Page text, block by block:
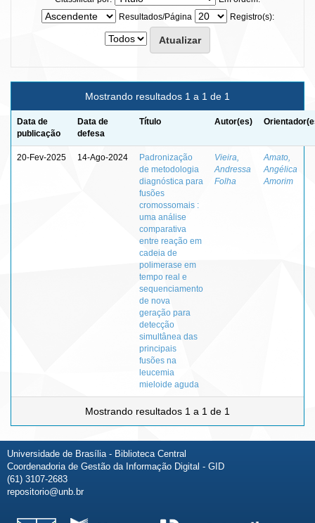
Resultados/Página
Registro(s):
Mostrando resultados 1 a 1 de 1
Data de
publicação
Data de
defesa
Título Autor(es)
20-Fev-2025 14-Ago-2024
Padronização
de metodologia
diagnóstica para
fusões
cromossomais :
uma análise
comparativa
entre reação em
cadeia de
polimerase em
tempo real e
sequenciamento
de nova
geração para
detecção
simultânea das
principais
fusões na
leucemia
mieloide aguda
Vieira,
Andressa
Folha
Amato,
Angélica
Amorim
Mostrando resultados 1 a 1 de 1
Universidade de Brasília - Biblioteca Central
Coordenadoria de Gestão da Informação Digital - GID
(61) 3107-2683
repositorio@unb.br